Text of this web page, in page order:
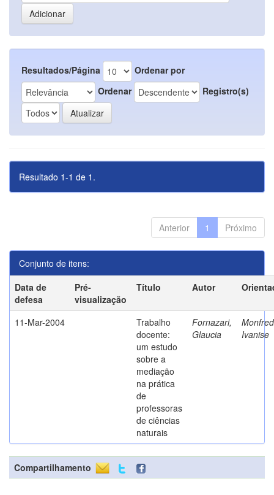
Resultados/Página
Ordenar por
Ordenar
Registro(s)
Resultado 1-1 de 1.
Anterior 1 Próximo
Conjunto de itens:
Data de
defesa
Pré-
visualização
Título Autor
11-Mar-2004
Trabalho
docente:
um estudo
sobre a
mediação
na prática
de
professoras
de ciências
naturais
Fornazari,
Glaucia
Ivanise
Compartilhamento